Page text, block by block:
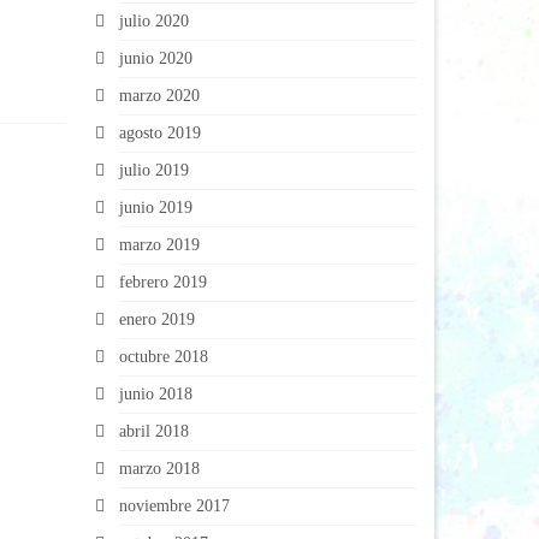
julio 2020
junio 2020
marzo 2020
agosto 2019
julio 2019
junio 2019
marzo 2019
febrero 2019
enero 2019
octubre 2018
junio 2018
abril 2018
marzo 2018
noviembre 2017